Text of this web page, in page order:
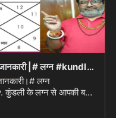
कुंडली के लग्न से आपकी बहुत ही महत्वपूर्ण जानकारी |# लग्न #kundli#naresh gyan #astrology
लग्न
के लग्न से आपकी बहुत